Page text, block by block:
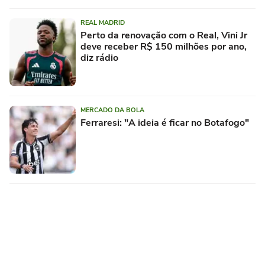
REAL MADRID
Perto da renovação com o Real, Vini Jr
deve receber R$ 150 milhões por ano,
diz rádio
MERCADO DA BOLA
Ferraresi: "A ideia é ficar no Botafogo"